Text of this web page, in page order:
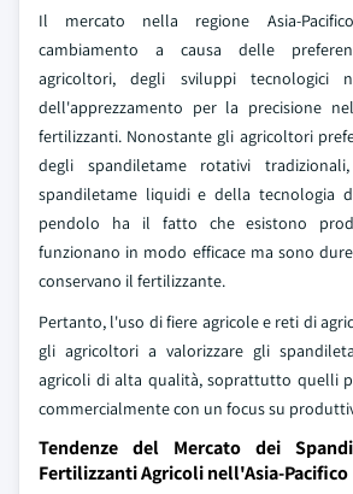
Il mercato nella regione Asia-
cambiamento a causa delle
agricoltori, degli sviluppi tecnologici
dell'apprezzamento per la precisione
fertilizzanti. Nonostante gli agricoltori
degli spandiletame rotativi
spandiletame liquidi e della tecnologia
pendolo ha il fatto che esistono
funzionano in modo efficace ma sono
conservano il fertilizzante.
Pertanto, l'uso di fiere agricole e reti di
gli agricoltori a valorizzare gli
agricoli di alta qualità, soprattutto quelli
commercialmente con un focus su
Tendenze del Mercato dei
Fertilizzanti Agricoli nell'Asia-Pacifico